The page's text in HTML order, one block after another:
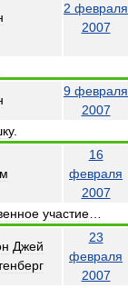
2 февраля
2007
9 февраля
2007
.
16
февраля
2007
участие
Джей
23
февраля
2007